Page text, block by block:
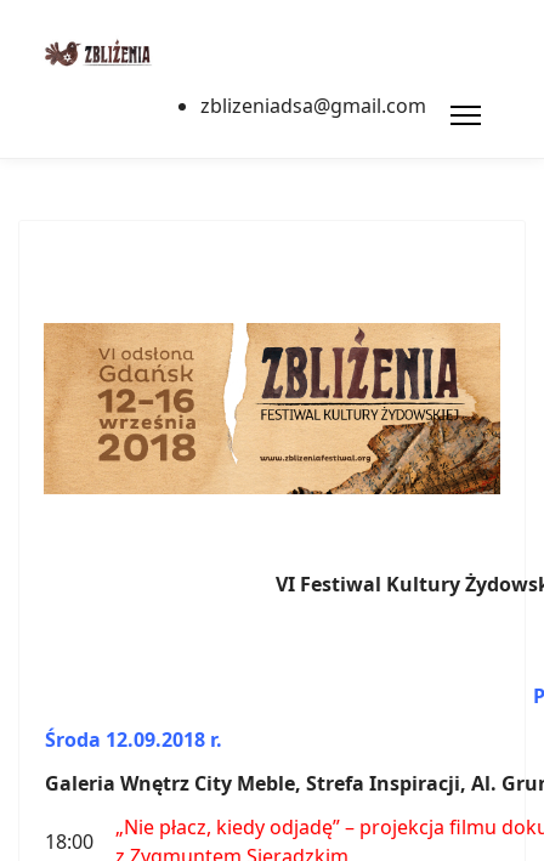
zblizeniadsa@gmail.com
VI Festiwal Kultury
Środa 12.09.2018 r.
Galeria Wnętrz City Meble, Strefa Inspiracji, Al.
18:00
„Nie płacz, kiedy odjadę” – projekcja filmu